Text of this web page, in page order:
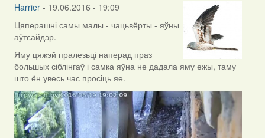
Harrier- 19.06.2016 - 19:09
Цяперашні самы малы - чацьвёрты - яўны
аўтсайдэр.
Яму цяжэй пралезьці наперад праз
большых сіблінгаў і самка яўна не дадала яму ежы, таму
што ён увесь час просіць яе.